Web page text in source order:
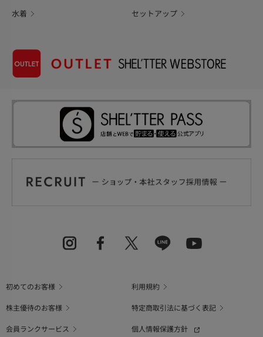
水着 セットアップ
初めてのお客様
利用規約
株主優待のお客様
特定商取引法に基づく表記
会員ランクサービス
個人情報保護方針